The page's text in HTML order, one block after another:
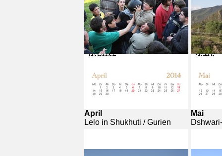
April
Lelo in Shukhuti / Gurien
Mai